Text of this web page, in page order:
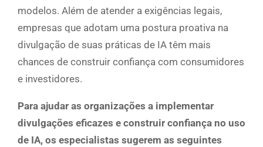
modelos. Além de atender a exigências legais,
empresas que adotam uma postura proativa na
divulgação de suas práticas de IA têm mais
chances de construir confiança com consumidores
e investidores.
Para ajudar as organizações a implementar
divulgações eficazes e construir confiança no uso
de IA, os especialistas sugerem as seguintes